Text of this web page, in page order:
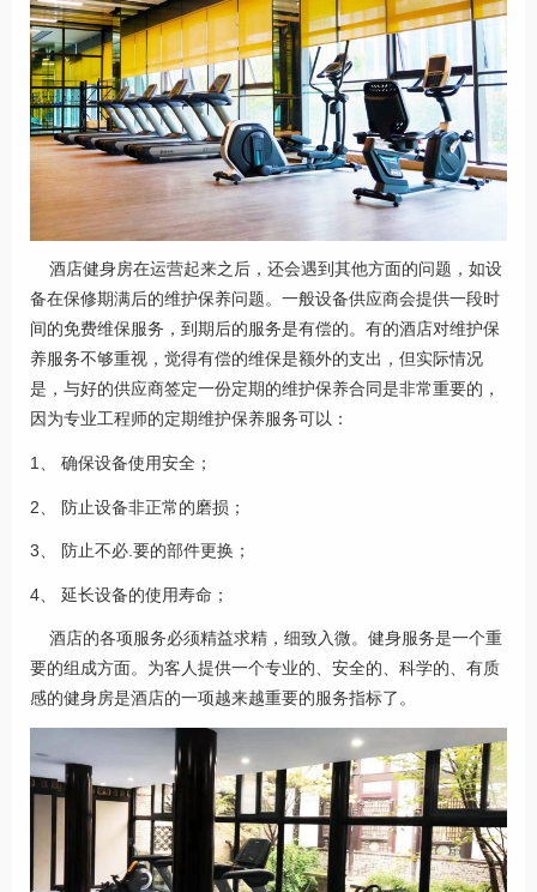
酒店健身房在运营起来之后，还会遇到其他方面的问题，如设
备在保修期满后的维护保养问题。一般设备供应商会提供一段时
间的免费维保服务，到期后的服务是有偿的。有的酒店对维护保
养服务不够重视，觉得有偿的维保是额外的支出，但实际情况
是，与好的供应商签定一份定期的维护保养合同是非常重要的，
因为专业工程师的定期维护保养服务可以：
1、 确保设备使用安全；
2、 防止设备非正常的磨损；
3、 防止不必.要的部件更换；
4、 延长设备的使用寿命；
酒店的各项服务必须精益求精，细致入微。健身服务是一个重
要的组成方面。为客人提供一个专业的、安全的、科学的、有质
感的健身房是酒店的一项越来越重要的服务指标了。